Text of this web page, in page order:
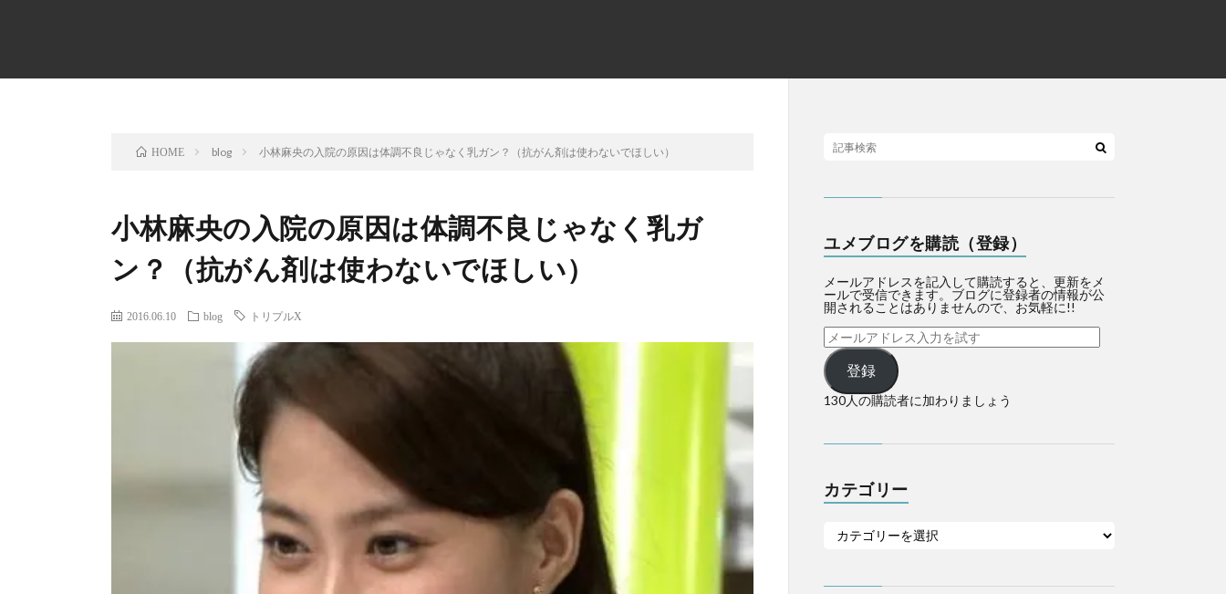
HOME blog 小林麻央の入院の原因は体調不良じゃなく乳ガン？（抗がん剤は使わないでほしい）
小林麻央の入院の原因は体調不良じゃなく乳ガ
ン？（抗がん剤は使わないでほしい）
2016.06.10 blog トリプルX
ユメブログを購読（登録）
メールアドレスを記入して購読すると、更新をメ
ールで受信できます。ブログに登録者の情報が公
開されることはありませんので、お気軽に!!
登録
130人の購読者に加わりましょう
カテゴリー